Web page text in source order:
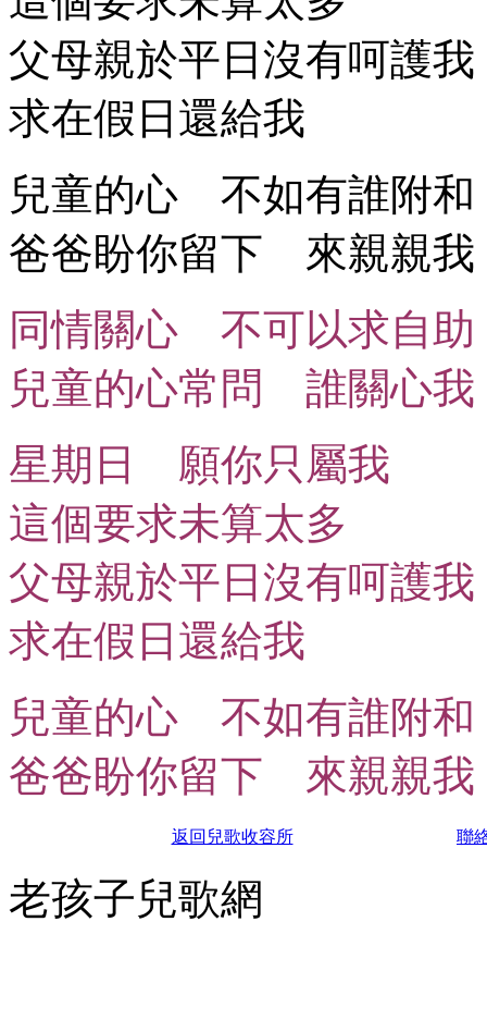
父母親於平日沒有呵護我
求在假日還給我
兒童的心 不如有誰附和
爸爸盼你留下 來親親我
同情關心 不可以求自助
兒童的心常問 誰關心我
星期日 願你只屬我
這個要求未算太多
父母親於平日沒有呵護我
求在假日還給我
兒童的心 不如有誰附和
爸爸盼你留下 來親親我
返回兒歌收容所 聯
老孩子兒歌網